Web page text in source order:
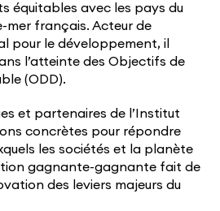
équitables avec les pays du
mer français. Acteur de
pour le développement, il
l’atteinte des Objectifs de
(ODD).
et partenaires de l’Institut
concrètes pour répondre
les sociétés et la planète
gagnante-gagnante fait de
des leviers majeurs du